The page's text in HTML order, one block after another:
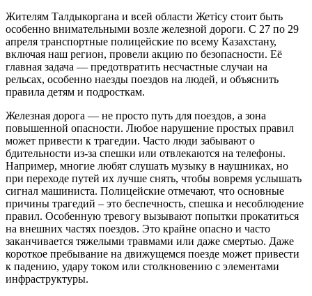
Жителям Талдыкоргана и всей области Жетісу стоит быть
особенно внимательными возле железной дороги. С 27 по 29
апреля транспортные полицейские по всему Казахстану,
включая наш регион, провели акцию по безопасности. Её
главная задача — предотвратить несчастные случаи на
рельсах, особенно наезды поездов на людей, и объяснить
правила детям и подросткам.
Железная дорога — не просто путь для поездов, а зона
повышенной опасности. Любое нарушение простых правил
может привести к трагедии. Часто люди забывают о
бдительности из-за спешки или отвлекаются на телефоны.
Например, многие любят слушать музыку в наушниках, но
при переходе путей их лучше снять, чтобы вовремя услышать
сигнал машиниста. Полицейские отмечают, что основные
причины трагедий – это беспечность, спешка и несоблюдение
правил. Особенную тревогу вызывают попытки прокатиться
на внешних частях поездов. Это крайне опасно и часто
заканчивается тяжелыми травмами или даже смертью. Даже
короткое пребывание на движущемся поезде может привести
к падению, удару током или столкновению с элементами
инфраструктуры.